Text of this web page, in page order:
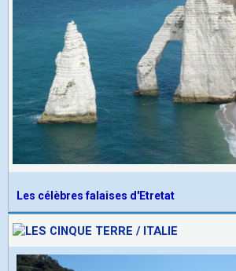
Les célèbres falaises d'Etretat